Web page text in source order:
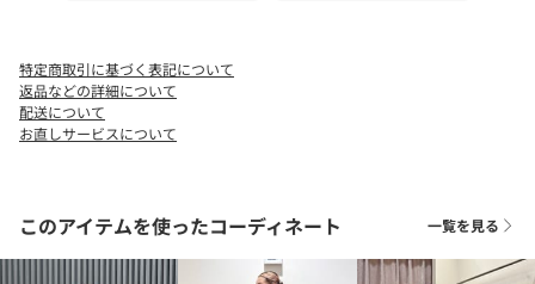
店舗へお問い合わせの際は、全国のgreen label relaxing各店舗ま
で下記の品名/品番をお申し付けください。
品名：CFC ﾒﾀﾘｯｸﾔｰﾝﾎﾟｼｪｯﾄ 品番：36326000015
特定商取引に基づく表記について
返品などの詳細について
配送について
お直しサービスについて
このアイテムを使ったコーディネート 一覧を見る